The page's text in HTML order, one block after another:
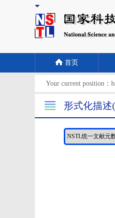
首页
Your current position：
形式化描述